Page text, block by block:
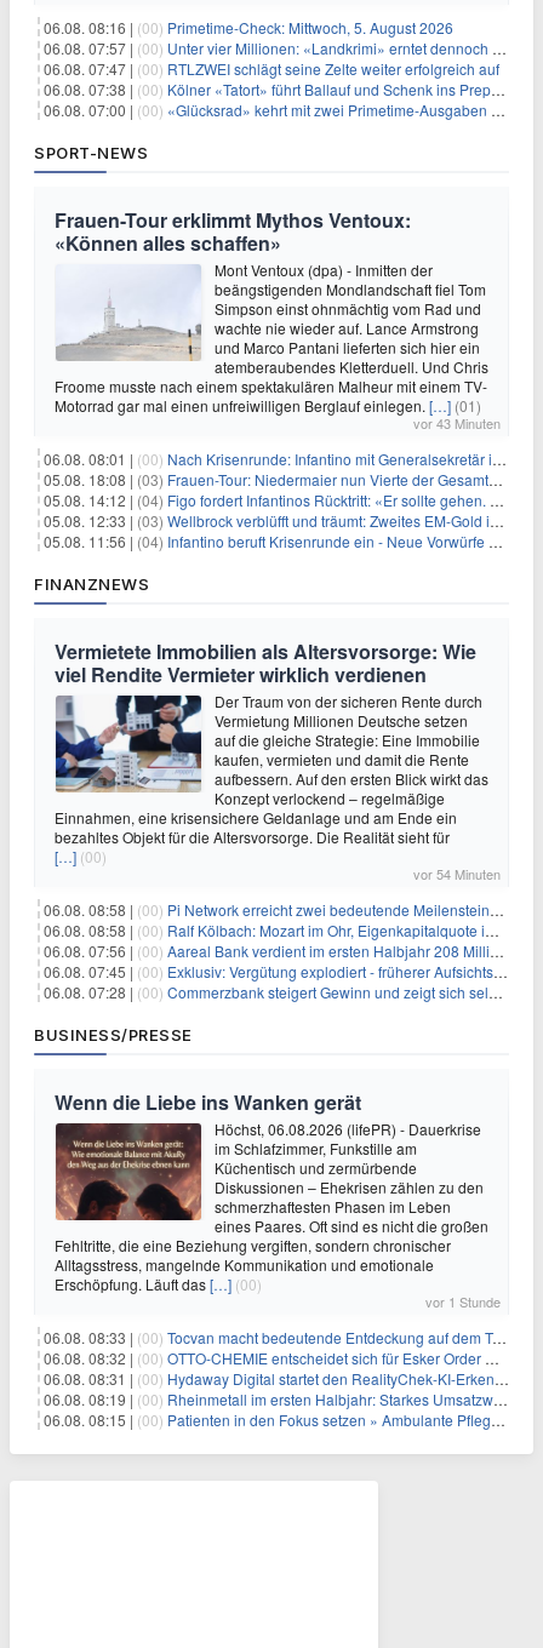
06.08. 08:16 | (00) Primetime-Check: Mittwoch, 5. August 2026
06.08. 07:57 | (00) Unter vier Millionen: «Landkrimi» erntet dennoch Primetime-Führung
06.08. 07:47 | (00) RTLZWEI schlägt seine Zelte weiter erfolgreich auf
06.08. 07:38 | (00) Kölner «Tatort» führt Ballauf und Schenk ins Prepper-Milieu
06.08. 07:00 | (00) «Glücksrad» kehrt mit zwei Primetime-Ausgaben zurück
SPORT-NEWS
Frauen-Tour erklimmt Mythos Ventoux:
«Können alles schaffen»
Mont Ventoux (dpa) - Inmitten der
beängstigenden Mondlandschaft fiel Tom
Simpson einst ohnmächtig vom Rad und
wachte nie wieder auf. Lance Armstrong
und Marco Pantani lieferten sich hier ein
atemberaubendes Kletterduell. Und Chris
Froome musste nach einem spektakulären Malheur mit einem TV-
Motorrad gar mal einen unfreiwilligen Berglauf einlegen. […] (01)
vor 43 Minuten
06.08. 08:01 | (00) Nach Krisenrunde: Infantino mit Generalsekretär im Stadion
05.08. 18:08 | (03) Frauen-Tour: Niedermaier nun Vierte der Gesamtwertung
05.08. 14:12 | (04) Figo fordert Infantinos Rücktritt: «Er sollte gehen. Jetzt»
05.08. 12:33 | (03) Wellbrock verblüfft und träumt: Zweites EM-Gold in Paris
05.08. 11:56 | (04) Infantino beruft Krisenrunde ein - Neue Vorwürfe gegen FIFA
FINANZNEWS
Vermietete Immobilien als Altersvorsorge: Wie
viel Rendite Vermieter wirklich verdienen
Der Traum von der sicheren Rente durch
Vermietung Millionen Deutsche setzen
auf die gleiche Strategie: Eine Immobilie
kaufen, vermieten und damit die Rente
aufbessern. Auf den ersten Blick wirkt das
Konzept verlockend – regelmäßige
Einnahmen, eine krisensichere Geldanlage und am Ende ein
bezahltes Objekt für die Altersvorsorge. Die Realität sieht für
[…] (00)
vor 54 Minuten
06.08. 08:58 | (00) Pi Network erreicht zwei bedeutende Meilensteine in einer Rallye
06.08. 08:58 | (00) Ralf Kölbach: Mozart im Ohr, Eigenkapitalquote im Blick - wie dieser Denker die Westerwald Bank führt
06.08. 07:56 | (00) Aareal Bank verdient im ersten Halbjahr 208 Millionen Euro
06.08. 07:45 | (00) Exklusiv: Vergütung explodiert - früherer Aufsichtsratschef gibt aus Protest Ehrentitel ab
06.08. 07:28 | (00) Commerzbank steigert Gewinn und zeigt sich selbstbewusst gegenüber Unicredit
BUSINESS/PRESSE
Wenn die Liebe ins Wanken gerät
Höchst, 06.08.2026 (lifePR) - Dauerkrise
im Schlafzimmer, Funkstille am
Küchentisch und zermürbende
Diskussionen – Ehekrisen zählen zu den
schmerzhaftesten Phasen im Leben
eines Paares. Oft sind es nicht die großen
Fehltritte, die eine Beziehung vergiften, sondern chronischer
Alltagsstress, mangelnde Kommunikation und emotionale
Erschöpfung. Läuft das[…] (00)
vor 1 Stunde
06.08. 08:33 | (00) Tocvan macht bedeutende Entdeckung auf dem Trend Mezquite in Gran Pilar: 215 m mit 0,6 g/t Au ab 36,6 m Bohrtiefe
06.08. 08:32 | (00) OTTO-CHEMIE entscheidet sich für Esker Order Management zur Optimierung des Auftragseingangs
06.08. 08:31 | (00) Hydaway Digital startet den RealityChek-KI-Erkennungs-Bot auf X und ermöglicht damit eine Echtzeit-Verifizierung nach dem Motto „Ist das echt?“ auf einer der größten öffentlichen Kommunikationsplattformen weltweit
06.08. 08:19 | (00) Rheinmetall im ersten Halbjahr: Starkes Umsatzwachstum und Profitabilität auf Rekordniveau
06.08. 08:15 | (00) Patienten in den Fokus setzen » Ambulante Pflegedienste haben mehr Zeit durch die Personalplanung von ISGUS